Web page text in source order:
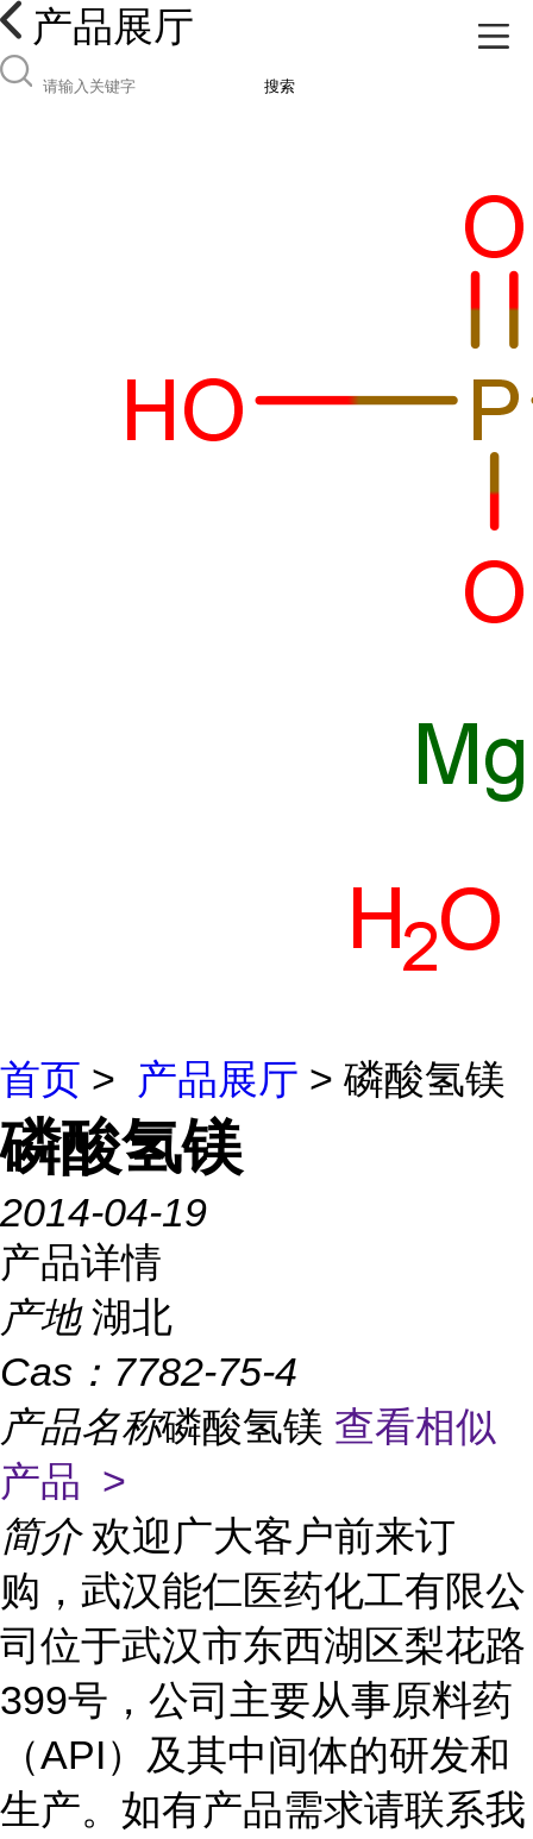
产品展厅
搜索
首页 > 产品展厅 > 磷酸氢镁
磷酸氢镁
2014-04-19
产品详情
产地 湖北
Cas： 7782-75-4
产品名称磷酸氢镁 查看相似
产品 >
简介 欢迎广大客户前来订
购，武汉能仁医药化工有限公
司位于武汉市东西湖区梨花路
399号，公司主要从事原料药
（API）及其中间体的研发和
生产。如有产品需求请联系我